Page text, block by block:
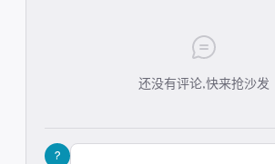
还没有评论,快来抢沙发
?